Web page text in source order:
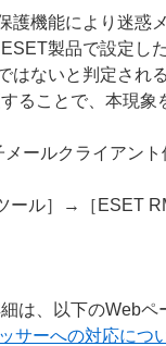
護機能により迷惑
製品で設定し
はないと判定され
ることで、本現象
ールクライアン
ール］→［ESET
は、以下のWebペ
サーへの対応につ